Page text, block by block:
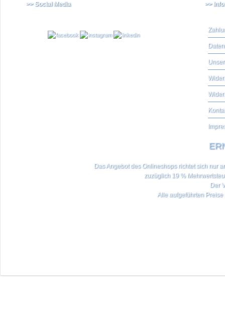
>> Social Media >>
Das Angebot des Onlineshops richtet sich nur
zuzüglich 19 %
Der
Alle aufgeführten